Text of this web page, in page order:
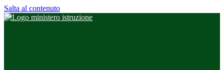
Salta al contenuto